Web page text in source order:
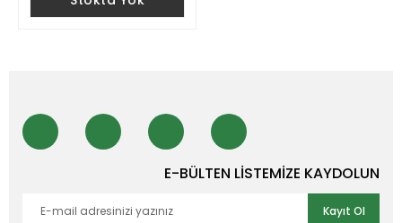
E-BÜLTEN LİSTEMİZE KAYDOLUN
Kayıt Ol